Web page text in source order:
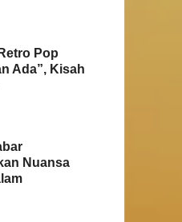
Pop
Ada”, Kisah
Nuansa